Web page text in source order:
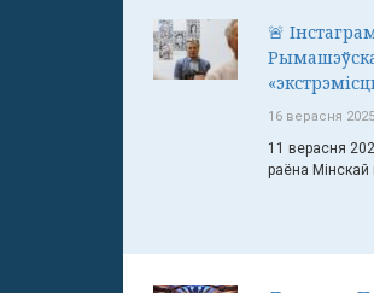
🚨
16 верасня
11 верасня
раёна Мінскай